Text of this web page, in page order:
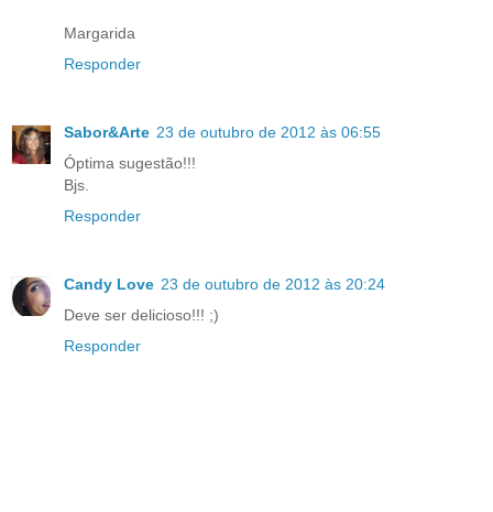
Margarida
Responder
Sabor&Arte 23 de outubro de 2012 às 06:55
Óptima sugestão!!!
Bjs.
Responder
Candy Love 23 de outubro de 2012 às 20:24
Deve ser delicioso!!! ;)
Responder